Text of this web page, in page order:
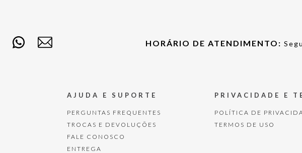
HORÁRIO DE ATENDIMENTO:
AJUDA E SUPORTE
PERGUNTAS FREQUENTES
TROCAS E DEVOLUÇÕES
FALE CONOSCO
ENTREGA
PRIVACIDADE E
POLÍTICA DE
TERMOS DE USO